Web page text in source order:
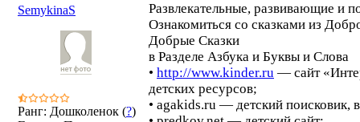
SemykinaS
Ранг: Дошколенок (?)
Развлекательные, развивающие и
Ознакомиться со сказками из
Добрые Сказки
в Разделе Азбука и Буквы и Слова
• http://www.kinder.ru — сайт
детских ресурсов;
• agakids.ru — детский поисковик,